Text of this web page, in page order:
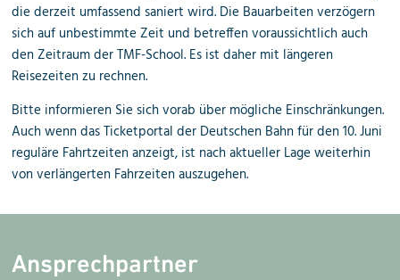
die derzeit umfassend saniert wird. Die Bauarbeiten verzögern
sich auf unbestimmte Zeit und betreffen voraussichtlich auch
den Zeitraum der TMF-School. Es ist daher mit längeren
Reisezeiten zu rechnen.
Bitte informieren Sie sich vorab über mögliche Einschränkungen.
Auch wenn das Ticketportal der Deutschen Bahn für den 10. Juni
reguläre Fahrtzeiten anzeigt, ist nach aktueller Lage weiterhin
von verlängerten Fahrzeiten auszugehen.
Ansprechpartner